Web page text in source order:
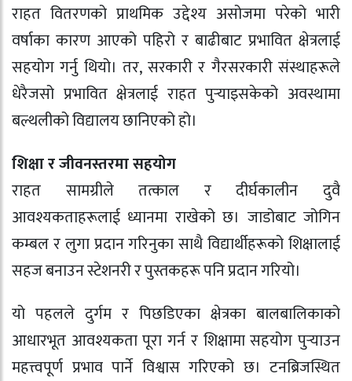
राहत वितरणको प्राथमिक उद्देश्य असोजमा परेको भारी
वर्षाका कारण आएको पहिरो र बाढीबाट प्रभावित क्षेत्रलाई
सहयोग गर्नु थियो। तर, सरकारी र गैरसरकारी संस्थाहरूले
धेरैजसो प्रभावित क्षेत्रलाई राहत पुर्‍याइसकेको अवस्थामा
बल्थलीको विद्यालय छानिएको हो।
शिक्षा र जीवनस्तरमा सहयोग
राहत सामग्रीले तत्काल र दीर्घकालीन दुवै
आवश्यकताहरूलाई ध्यानमा राखेको छ। जाडोबाट जोगिन
कम्बल र लुगा प्रदान गरिनुका साथै विद्यार्थीहरूको शिक्षालाई
सहज बनाउन स्टेशनरी र पुस्तकहरू पनि प्रदान गरियो।
यो पहलले दुर्गम र पिछडिएका क्षेत्रका बालबालिकाको
आधारभूत आवश्यकता पूरा गर्न र शिक्षामा सहयोग पुर्‍याउन
महत्त्वपूर्ण प्रभाव पार्ने विश्वास गरिएको छ। टनब्रिजस्थित